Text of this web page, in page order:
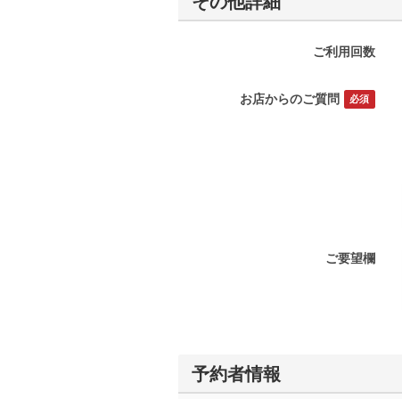
ご利用回数
お店からのご質問 必須
ご要望欄
予約者情報